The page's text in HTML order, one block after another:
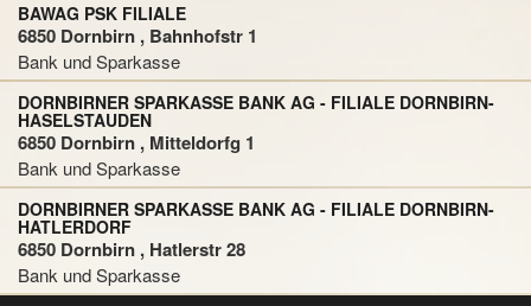
BAWAG PSK FILIALE
6850 Dornbirn , Bahnhofstr 1
Bank und Sparkasse
DORNBIRNER SPARKASSE BANK AG - FILIALE DORNBIRN-
HASELSTAUDEN
6850 Dornbirn , Mitteldorfg 1
Bank und Sparkasse
DORNBIRNER SPARKASSE BANK AG - FILIALE DORNBIRN-
HATLERDORF
6850 Dornbirn , Hatlerstr 28
Bank und Sparkasse